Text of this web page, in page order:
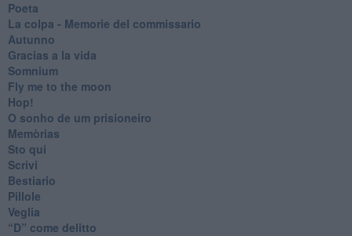
Poeta
​La colpa - Memorie del commissario
Autunno
Gracias a la vida
Somnium
Fly me to the moon
Hop!
O sonho de um prisioneiro
Memòrias
Sto qui
Scrivi
Bestiario
Pillole
Veglia
​“D” come delitto